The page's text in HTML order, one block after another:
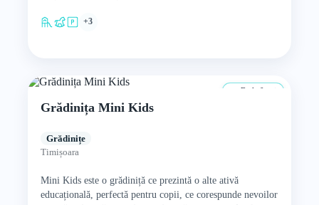
+3
De la 0 ani
Grădinița Mini Kids
Grădinițe
Timișoara
Mini Kids este o grădiniță ce prezintă o alte ativă
educațională, perfectă pentru copii, ce corespunde nevoilor